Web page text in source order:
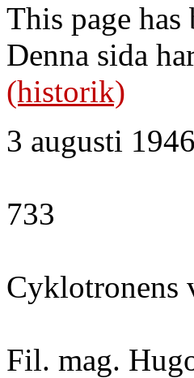
This page
Denna sida
(historik)
3 augusti 1946
733
Cyklotronens
Fil. mag.